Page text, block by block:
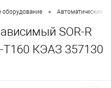
оборудование • Автоматические
SOR-R
КЭАЗ 357130